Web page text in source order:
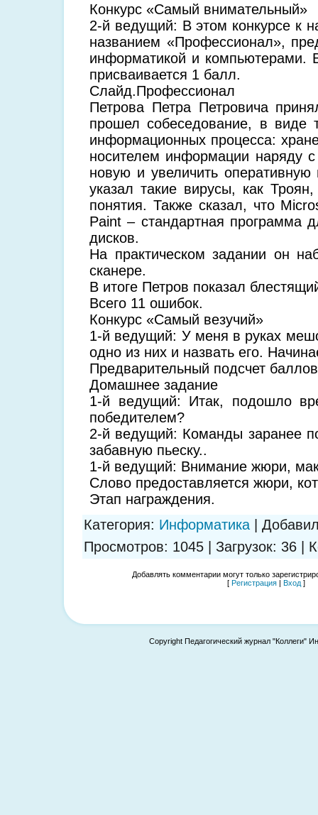
Конкурс «Самый внимательный»
2-й ведущий: В этом конкурсе к
названием «Профессионал»,
информатикой и компьютерами.
присваивается 1 балл.
Слайд.Профессионал
Петрова Петра Петровича
прошел собеседование, в виде
информационных процесса:
носителем информации наряду
новую и увеличить
указал такие вирусы, как
понятия. Также сказал, что
Paint – стандартная программа
дисков.
На практическом задании он
сканере.
В итоге Петров показал
Всего 11 ошибок.
Конкурс «Самый везучий»
1-й ведущий: У меня в руках
одно из них и назвать его.
Предварительный подсчет
Домашнее задание
1-й ведущий: Итак, подошло
победителем?
2-й ведущий: Команды заранее
забавную пьеску..
1-й ведущий: Внимание жюри,
Слово предоставляется жюри,
Этап награждения.
Категория: Информатика
Просмотров: 1045 Загрузок: 36
Добавлять комментарии могут только
[ Регистрация | Вход ]
Copyright Педагогический журнал "Коллеги"